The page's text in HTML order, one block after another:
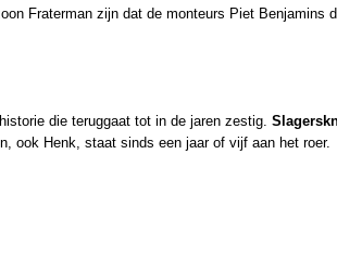
Fraterman zijn dat de monteurs Piet Benjamins
die teruggaat tot in de jaren zestig.
ook Henk, staat sinds een jaar of vijf aan het roer.